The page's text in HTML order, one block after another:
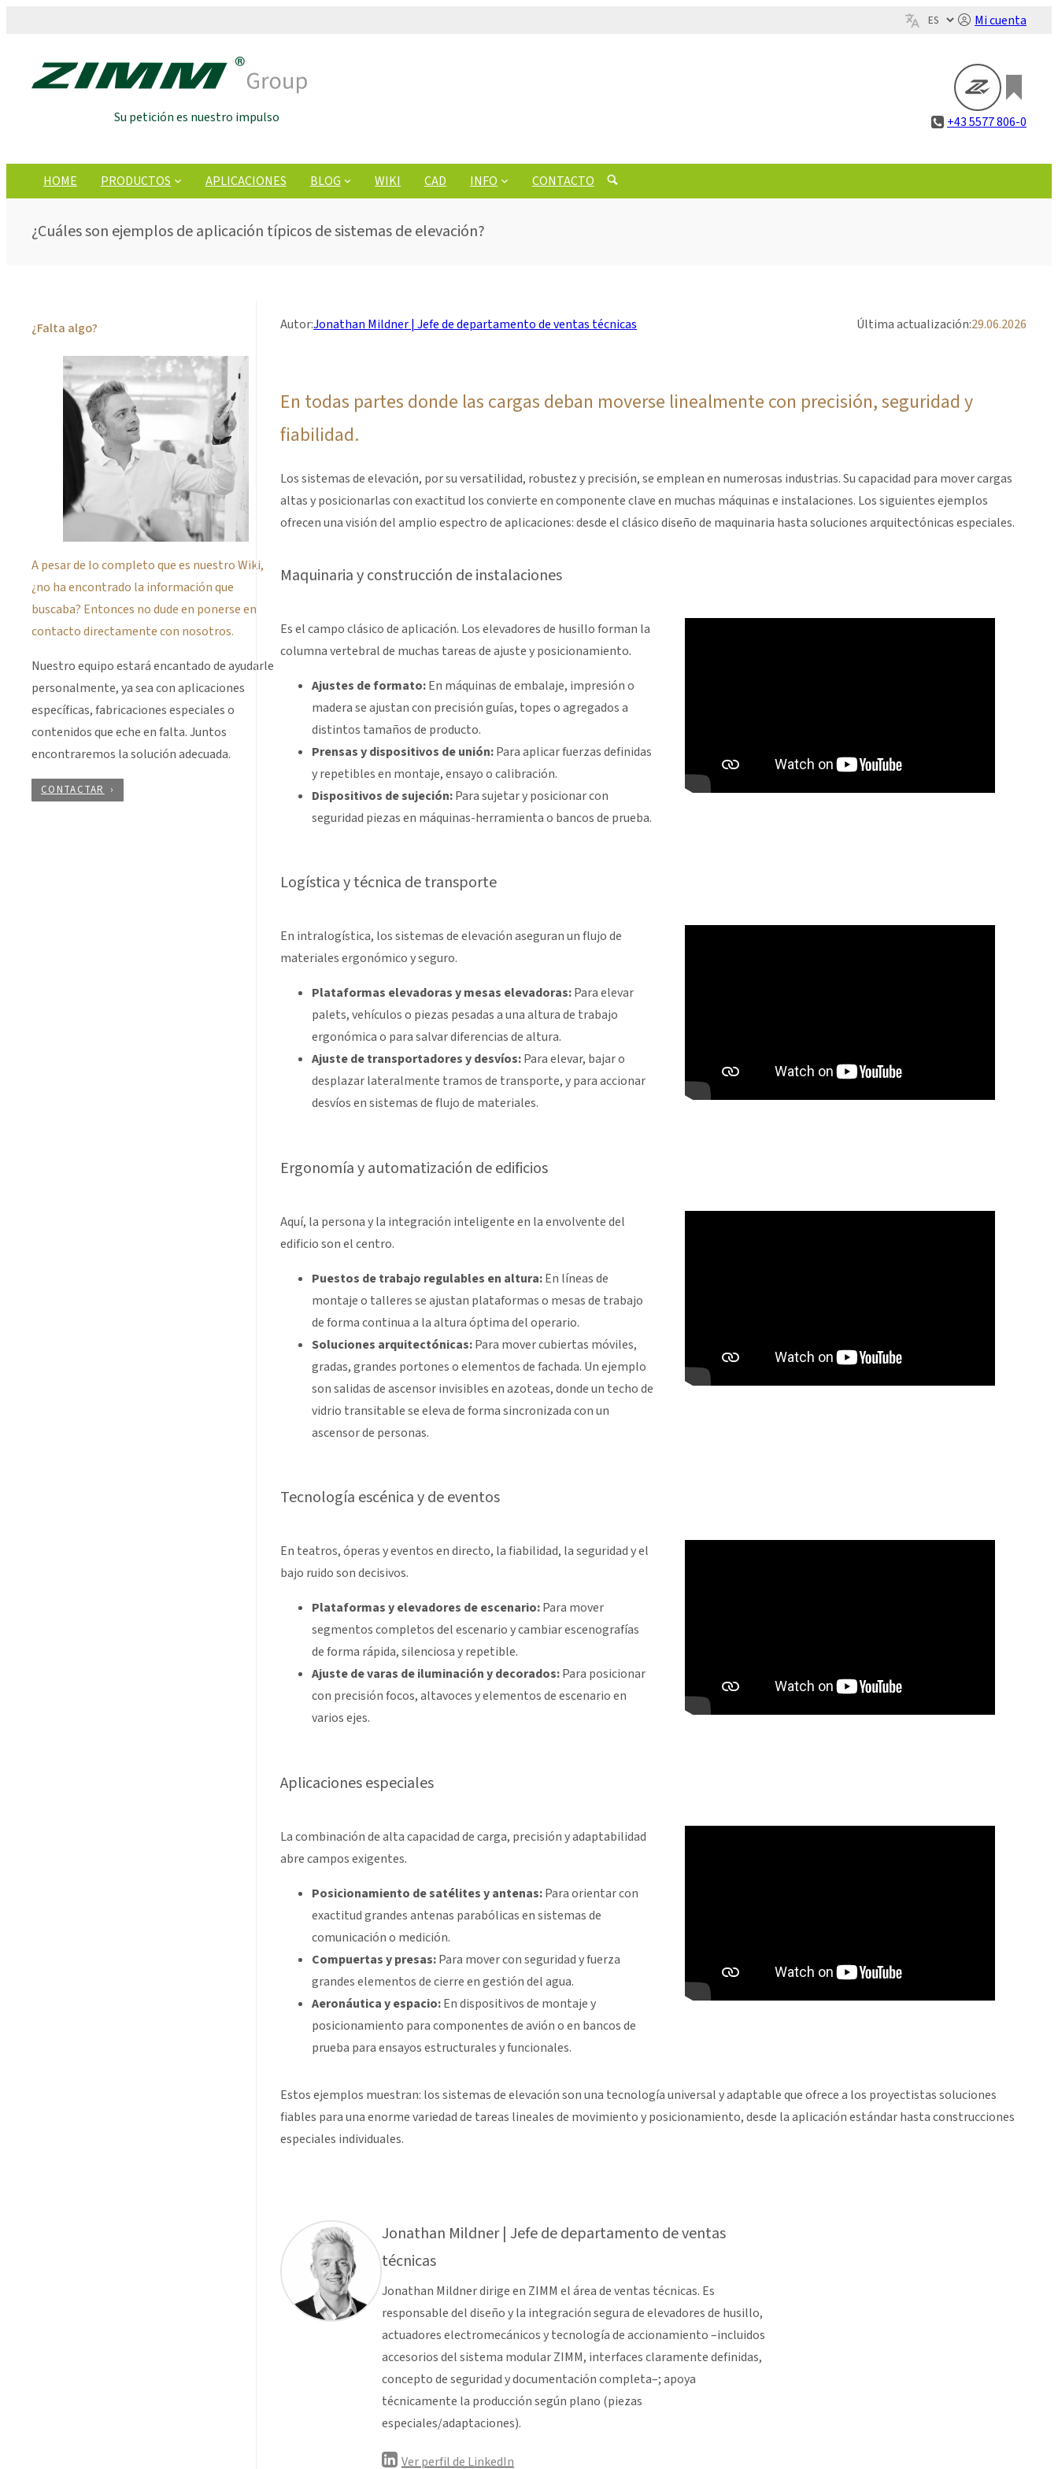
Mi cuenta
Su petición es nuestro impulso +43 5577 806-0
HOME PRODUCTOS APLICACIONES BLOG WIKI CAD INFO CONTACTO
¿Cuáles son ejemplos de aplicación típicos de sistemas de elevación?
¿Falta algo?
A pesar de lo completo que es nuestro Wiki,
¿no ha encontrado la información que
buscaba? Entonces no dude en ponerse en
contacto directamente con nosotros.
Nuestro equipo estará encantado de ayudarle
personalmente, ya sea con aplicaciones
específicas, fabricaciones especiales o
contenidos que eche en falta. Juntos
encontraremos la solución adecuada.
CONTACTAR
Autor:Jonathan Mildner | Jefe de departamento de ventas técnicas Última actualización:29.06.2026
En todas partes donde las cargas deban moverse linealmente con precisión, seguridad y
fiabilidad.
Los sistemas de elevación, por su versatilidad, robustez y precisión, se emplean en numerosas industrias. Su capacidad para mover cargas
altas y posicionarlas con exactitud los convierte en componente clave en muchas máquinas e instalaciones. Los siguientes ejemplos
ofrecen una visión del amplio espectro de aplicaciones: desde el clásico diseño de maquinaria hasta soluciones arquitectónicas especiales.
Maquinaria y construcción de instalaciones
Es el campo clásico de aplicación. Los elevadores de husillo forman la
columna vertebral de muchas tareas de ajuste y posicionamiento.
Ajustes de formato:En máquinas de embalaje, impresión o
madera se ajustan con precisión guías, topes o agregados a
distintos tamaños de producto.
Prensas y dispositivos de unión:Para aplicar fuerzas definidas
y repetibles en montaje, ensayo o calibración.
Dispositivos de sujeción:Para sujetar y posicionar con
seguridad piezas en máquinas-herramienta o bancos de prueba.
Logística y técnica de transporte
En intralogística, los sistemas de elevación aseguran un flujo de
materiales ergonómico y seguro.
Plataformas elevadoras y mesas elevadoras:Para elevar
palets, vehículos o piezas pesadas a una altura de trabajo
ergonómica o para salvar diferencias de altura.
Ajuste de transportadores y desvíos:Para elevar, bajar o
desplazar lateralmente tramos de transporte, y para accionar
desvíos en sistemas de flujo de materiales.
Ergonomía y automatización de edificios
Aquí, la persona y la integración inteligente en la envolvente del
edificio son el centro.
Puestos de trabajo regulables en altura:En líneas de
montaje o talleres se ajustan plataformas o mesas de trabajo
de forma continua a la altura óptima del operario.
Soluciones arquitectónicas:Para mover cubiertas móviles,
gradas, grandes portones o elementos de fachada. Un ejemplo
son salidas de ascensor invisibles en azoteas, donde un techo de
vidrio transitable se eleva de forma sincronizada con un
ascensor de personas.
Tecnología escénica y de eventos
En teatros, óperas y eventos en directo, la fiabilidad, la seguridad y el
bajo ruido son decisivos.
Plataformas y elevadores de escenario:Para mover
segmentos completos del escenario y cambiar escenografías
de forma rápida, silenciosa y repetible.
Ajuste de varas de iluminación y decorados:Para posicionar
con precisión focos, altavoces y elementos de escenario en
varios ejes.
Aplicaciones especiales
La combinación de alta capacidad de carga, precisión y adaptabilidad
abre campos exigentes.
Posicionamiento de satélites y antenas:Para orientar con
exactitud grandes antenas parabólicas en sistemas de
comunicación o medición.
Compuertas y presas:Para mover con seguridad y fuerza
grandes elementos de cierre en gestión del agua.
Aeronáutica y espacio:En dispositivos de montaje y
posicionamiento para componentes de avión o en bancos de
prueba para ensayos estructurales y funcionales.
Estos ejemplos muestran: los sistemas de elevación son una tecnología universal y adaptable que ofrece a los proyectistas soluciones
fiables para una enorme variedad de tareas lineales de movimiento y posicionamiento, desde la aplicación estándar hasta construcciones
especiales individuales.
Jonathan Mildner | Jefe de departamento de ventas
técnicas
Jonathan Mildner dirige en ZIMM el área de ventas técnicas. Es
responsable del diseño y la integración segura de elevadores de husillo,
actuadores electromecánicos y tecnología de accionamiento –incluidos
accesorios del sistema modular ZIMM, interfaces claramente definidas,
concepto de seguridad y documentación completa–; apoya
técnicamente la producción según plano (piezas
especiales/adaptaciones).
Ver perfil de LinkedIn